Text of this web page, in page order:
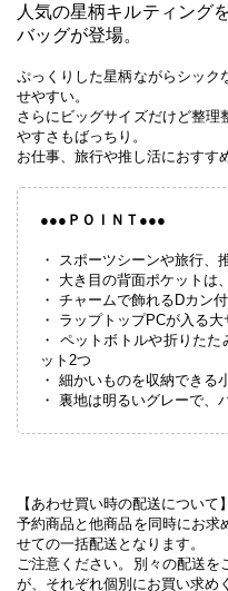
人気の星柄キルティング
バッグが登場。
ぷっくりした星柄ながらシック
せやすい。
さらにビッグサイズだけど整理
やすさもばっちり。
お仕事、旅行や推し活におすす
●●●ＰＯＩＮＴ●●●
・ スポーツシーンや旅行、
・ 大き目の背面ポケットは
・ チャームで飾れるDカン付
・ ラップトップPCが入る
・ ペットボトルや折りた
ット2つ
・ 細かいものを収納できる
・ 裏地は明るいグレーで、
【あわせ買い時の配送について】
予約商品と他商品を同時にお求
せての一括配送となります。
ご注意ください。別々の配送
が、それぞれ個別にお買い求め